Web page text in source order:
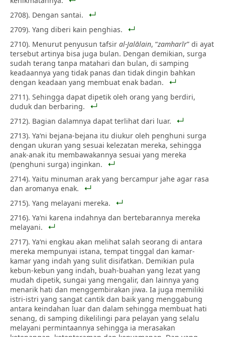
2708). Dengan santai.
2709). Yang diberi kain penghias.
2710). Menurut penyusun tafsir al-Jalālain, “zamharīr” di ayat
tersebut artinya bisa juga bulan. Dengan demikian, surga
sudah terang tanpa matahari dan bulan, di samping
keadaannya yang tidak panas dan tidak dingin bahkan
dengan keadaan yang membuat enak badan.
2711). Sehingga dapat dipetik oleh orang yang berdiri,
duduk dan berbaring.
2712). Bagian dalamnya dapat terlihat dari luar.
2713). Ya‘ni bejana-bejana itu diukur oleh penghuni surga
dengan ukuran yang sesuai kelezatan mereka, sehingga
anak-anak itu membawakannya sesuai yang mereka
(penghuni surga) inginkan.
2714). Yaitu minuman arak yang bercampur jahe agar rasa
dan aromanya enak.
2715). Yang melayani mereka.
2716). Ya‘ni karena indahnya dan bertebarannya mereka
melayani.
2717). Ya‘ni engkau akan melihat salah seorang di antara
mereka mempunyai istana, tempat tinggal dan kamar-
kamar yang indah yang sulit disifatkan. Demikian pula
kebun-kebun yang indah, buah-buahan yang lezat yang
mudah dipetik, sungai yang mengalir, dan lainnya yang
menarik hati dan menggembirakan jiwa. Ia juga memiliki
istri-istri yang sangat cantik dan baik yang menggabung
antara keindahan luar dan dalam sehingga membuat hati
senang, di samping dikelilingi para pelayan yang selalu
melayani permintaannya sehingga ia merasakan